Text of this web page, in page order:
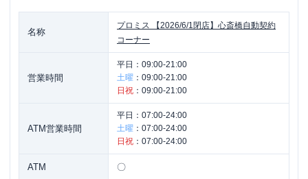
名称
プロミス
【2026/6/1閉店】心斎橋自動契約
コーナー
営業時間
平日： 09:00-21:00
土曜 ： 09:00-21:00
日祝 ： 09:00-21:00
ATM営業時間
平日： 07:00-24:00
土曜 ： 07:00-24:00
日祝 ： 07:00-24:00
ATM 〇